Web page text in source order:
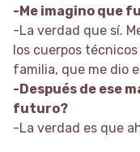
-Me imagino que
-La verdad que sí.
los cuerpos
familia, que me dio
-Después de ese
futuro?
-La verdad es que